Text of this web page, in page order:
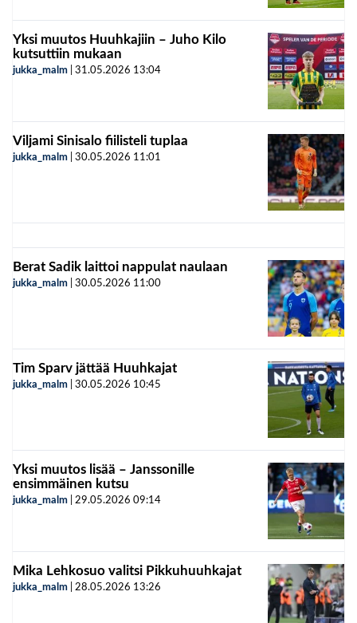
Yksi muutos Huuhkajiin – Juho Kilo
kutsuttiin mukaan
jukka_malm 31.05.2026 13:04
Viljami Sinisalo fiilisteli tuplaa
jukka_malm 30.05.2026 11:01
Berat Sadik laittoi nappulat naulaan
jukka_malm 30.05.2026 11:00
Tim Sparv jättää Huuhkajat
jukka_malm 30.05.2026 10:45
Yksi muutos lisää – Janssonille
ensimmäinen kutsu
jukka_malm 29.05.2026 09:14
Mika Lehkosuo valitsi Pikkuhuuhkajat
jukka_malm 28.05.2026 13:26